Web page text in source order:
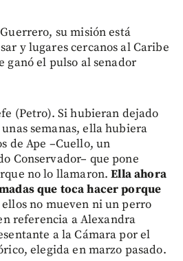
su misión está
y lugares cercanos al Caribe
ganó el pulso al senador
(Petro). Si hubieran dejado
semanas, ella hubiera
de Ape –Cuello, un
Conservador– que pone
no lo llamaron.Ella ahora
que toca hacer porque
ellos no mueven ni un perro
referencia a Alexandra
a la Cámara por el
elegida en marzo pasado.